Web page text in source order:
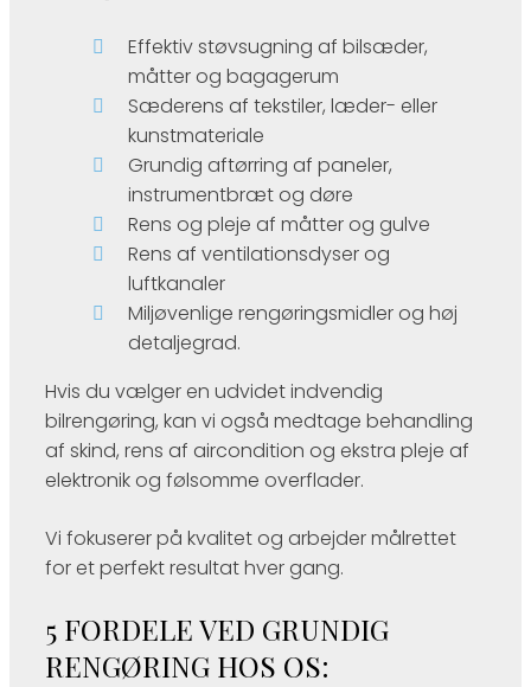
Effektiv støvsugning af bilsæder,
måtter og bagagerum
Sæderens af tekstiler, læder- eller
kunstmateriale
Grundig aftørring af paneler,
instrumentbræt og døre
Rens og pleje af måtter og gulve
Rens af ventilationsdyser og
luftkanaler
Miljøvenlige rengøringsmidler og høj
detaljegrad.
Hvis du vælger en udvidet indvendig
bilrengøring, kan vi også medtage behandling
af skind, rens af aircondition og ekstra pleje af
elektronik og følsomme overflader.
Vi fokuserer på kvalitet og arbejder målrettet
for et perfekt resultat hver gang.
5 FORDELE VED GRUNDIG
RENGØRING HOS OS: